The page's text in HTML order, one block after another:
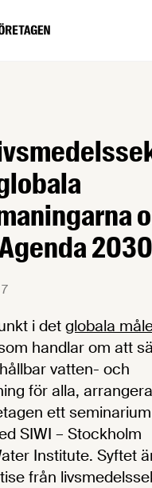
– till startsidan
i detglobala
handlar om att
vatten- och
för alla,
ett seminarium
SIWI – Stockholm
Institute. Syftet
från